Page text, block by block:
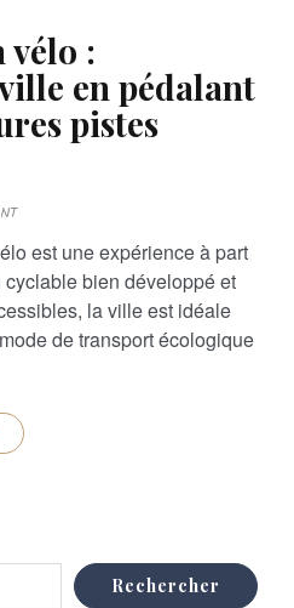
vélo :
en pédalant
pistes
est une expérience à part
bien développé et
la ville est idéale
de transport écologique
Rechercher